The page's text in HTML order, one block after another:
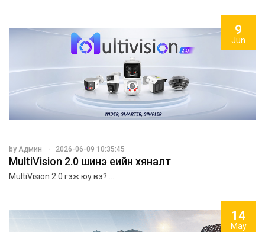
9
Jun
by Админ 2026-06-09 10:35:45
MultiVision 2.0 шинэ үеийн хяналт
MultiVision 2.0 гэж юу вэ? ...
14
May